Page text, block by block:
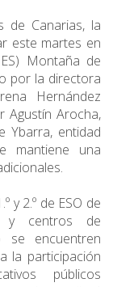
de Canarias, la
este martes en
Montaña de
por la directora
Hernández
Agustín Arocha,
Ybarra, entidad
mantiene una
y 2.º de ESO de
y centros de
se encuentren
la participación
públicos